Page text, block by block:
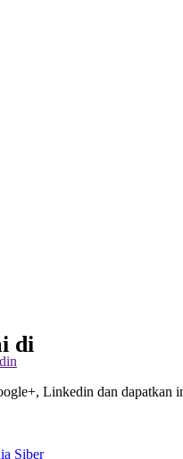
di
Linkedin dan dapatkan
Siber